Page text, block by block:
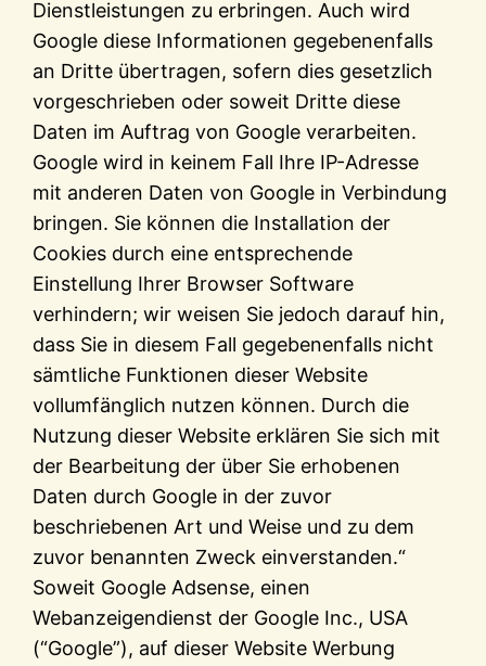
Dienstleistungen zu erbringen. Auch wird
Google diese Informationen gegebenenfalls
an Dritte übertragen, sofern dies gesetzlich
vorgeschrieben oder soweit Dritte diese
Daten im Auftrag von Google verarbeiten.
Google wird in keinem Fall Ihre IP-Adresse
mit anderen Daten von Google in Verbindung
bringen. Sie können die Installation der
Cookies durch eine entsprechende
Einstellung Ihrer Browser Software
verhindern; wir weisen Sie jedoch darauf hin,
dass Sie in diesem Fall gegebenenfalls nicht
sämtliche Funktionen dieser Website
vollumfänglich nutzen können. Durch die
Nutzung dieser Website erklären Sie sich mit
der Bearbeitung der über Sie erhobenen
Daten durch Google in der zuvor
beschriebenen Art und Weise und zu dem
zuvor benannten Zweck einverstanden.“
Soweit Google Adsense, einen
Webanzeigendienst der Google Inc., USA
(“Google”), auf dieser Website Werbung